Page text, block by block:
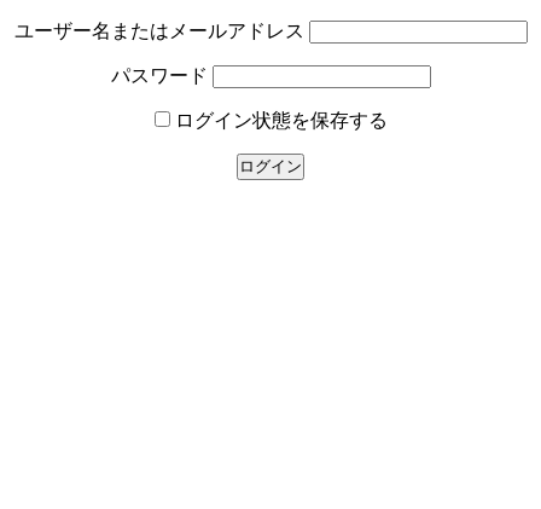
ユーザー名またはメールアドレス
パスワード
ログイン状態を保存する